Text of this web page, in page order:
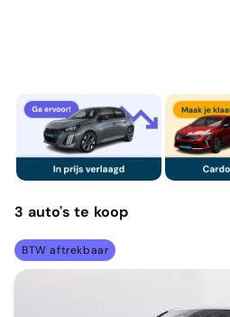
3 auto'ste koop
BTW aftrekbaar